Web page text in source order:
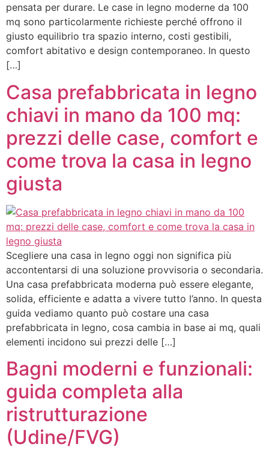
pensata per durare. Le case in legno moderne da 100
mq sono particolarmente richieste perché offrono il
giusto equilibrio tra spazio interno, costi gestibili,
comfort abitativo e design contemporaneo. In questo
[…]
Casa prefabbricata in legno
chiavi in mano da 100 mq:
prezzi delle case, comfort e
come trova la casa in legno
giusta
Scegliere una casa in legno oggi non significa più
accontentarsi di una soluzione provvisoria o secondaria.
Una casa prefabbricata moderna può essere elegante,
solida, efficiente e adatta a vivere tutto l’anno. In questa
guida vediamo quanto può costare una casa
prefabbricata in legno, cosa cambia in base ai mq, quali
elementi incidono sui prezzi delle […]
Bagni moderni e funzionali:
guida completa alla
ristrutturazione
(Udine/FVG)